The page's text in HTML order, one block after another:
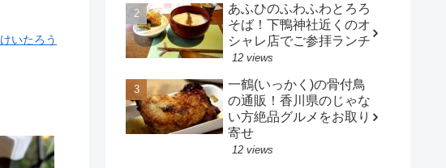
けいたろう
あふひのふわふわとろろ
そば！下鴨神社近くのオ
シャレ店でご参拝ランチ
12 views
一鶴(いっかく)の骨付鳥
の通販！香川県のじゃな
い方絶品グルメをお取り
寄せ
12 views